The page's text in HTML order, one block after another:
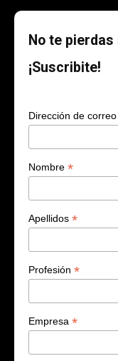
No te
¡Suscribite!
Dirección de
Nombre *
Apellidos *
Profesión *
Empresa *